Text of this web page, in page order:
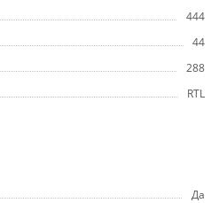
444
44
288
RTL
Да